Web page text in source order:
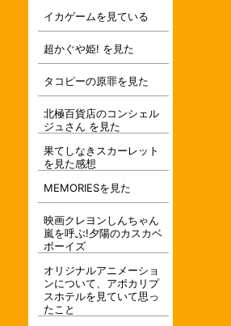
イカゲームを見ている
超かぐや姫! を見た
タコピーの原罪を見た
北極百貨店のコンシェル
ジュさん を見た
果てしなきスカーレット
を見た感想
MEMORIESを見た
映画クレヨンしんちゃん
嵐を呼ぶ!夕陽のカスカベ
ボーイズ
オリジナルアニメーショ
ンについて、アポカリプ
スホテルを見ていて思っ
たこと